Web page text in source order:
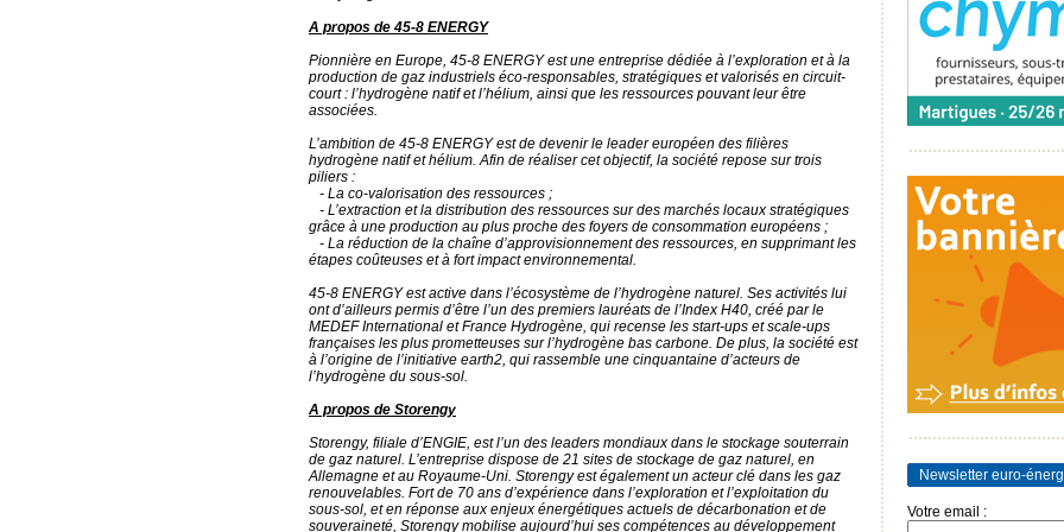
A propos de 45-8 ENERGY
Pionnière en Europe, 45-8 ENERGY est une entreprise dédiée à l’exploration et à la
production de gaz industriels éco-responsables, stratégiques et valorisés en circuit-
court : l’hydrogène natif et l’hélium, ainsi que les ressources pouvant leur être
associées.
L’ambition de 45-8 ENERGY est de devenir le leader européen des filières
hydrogène natif et hélium. Afin de réaliser cet objectif, la société repose sur trois
piliers :
- La co-valorisation des ressources ;
- L’extraction et la distribution des ressources sur des marchés locaux stratégiques
grâce à une production au plus proche des foyers de consommation européens ;
- La réduction de la chaîne d’approvisionnement des ressources, en supprimant les
étapes coûteuses et à fort impact environnemental.
45-8 ENERGY est active dans l’écosystème de l’hydrogène naturel. Ses activités lui
ont d’ailleurs permis d’être l’un des premiers lauréats de l’Index H40, créé par le
MEDEF International et France Hydrogène, qui recense les start-ups et scale-ups
françaises les plus prometteuses sur l’hydrogène bas carbone. De plus, la société est
à l’origine de l’initiative earth2, qui rassemble une cinquantaine d’acteurs de
l’hydrogène du sous-sol.
A propos de Storengy
Storengy, filiale d’ENGIE, est l’un des leaders mondiaux dans le stockage souterrain
de gaz naturel. L’entreprise dispose de 21 sites de stockage de gaz naturel, en
Allemagne et au Royaume-Uni. Storengy est également un acteur clé dans les gaz
renouvelables. Fort de 70 ans d’expérience dans l’exploration et l’exploitation du
sous-sol, et en réponse aux enjeux énergétiques actuels de décarbonation et de
souveraineté, Storengy mobilise aujourd’hui ses compétences au développement
Newsletter euro-
Votre email :